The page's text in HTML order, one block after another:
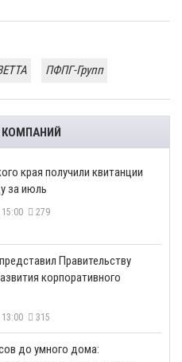
ПФПГ-Групп
края получили квитанции
за июль
15:00 279
Правительству
корпоративного
13:00 315
до умного дома: